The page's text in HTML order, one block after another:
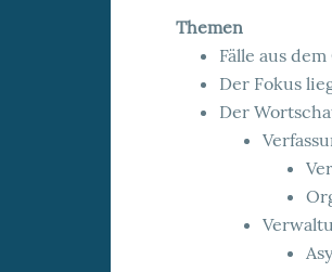
Themen
Fälle aus
Der Fokus
Der